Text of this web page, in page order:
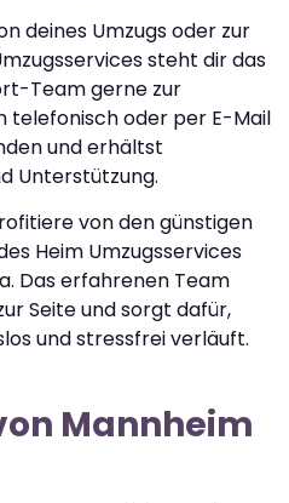
deines Umzugs oder zur
steht dir das
Team gerne zur
telefonisch oder per E-Mail
und erhältst
Unterstützung.
von den günstigen
Heim Umzugsservices
Das erfahrenen Team
Seite und sorgt dafür,
und stressfrei verläuft.
Mannheim